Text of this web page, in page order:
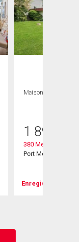
Maison
1 899
380 Metta Street
Port Moody, BC
Enregistrer